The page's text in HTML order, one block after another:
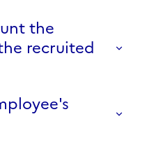
the
recruited